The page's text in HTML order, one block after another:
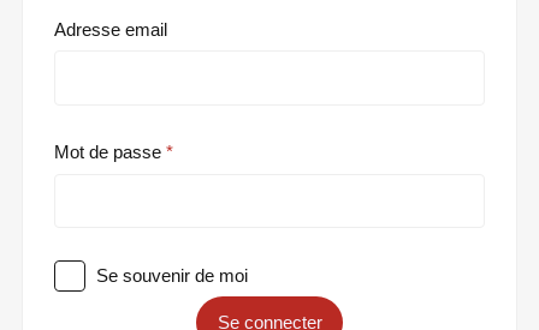
Adresse email
Mot de passe
Se souvenir de moi
Se connecter